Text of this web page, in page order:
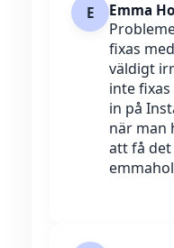
E Emma
fixas
väldigt
inte
in på
när man
att få